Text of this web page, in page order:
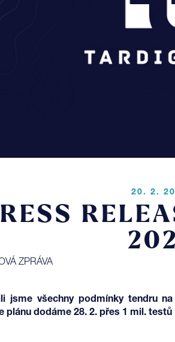
20. 2.
ZPRÁVA
jsme všechny podmínky tendru
plánu dodáme 28. 2. přes 1 mil. testů